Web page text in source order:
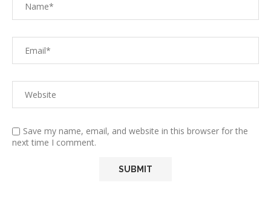
Save my name, email, and website in this browser for the
next time I comment.